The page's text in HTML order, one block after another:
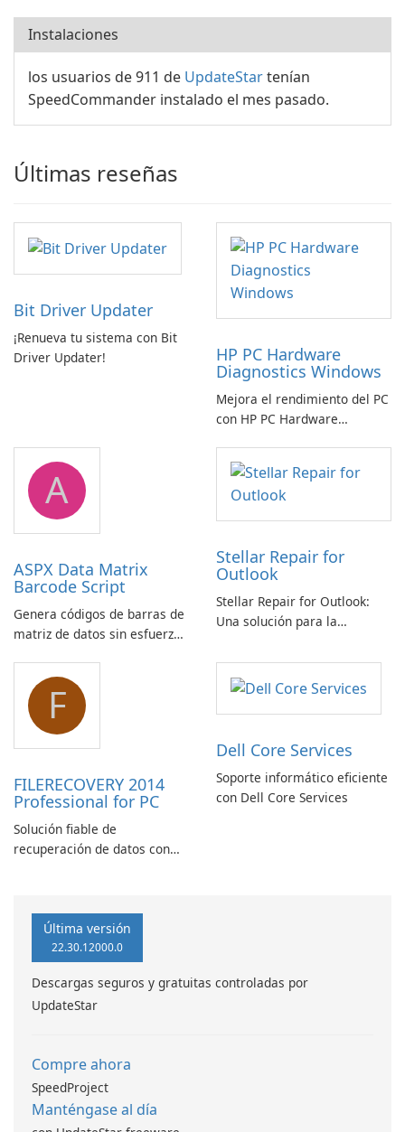
Instalaciones
los usuarios de 911 de UpdateStartenían
SpeedCommander instalado el mes pasado.
Últimas reseñas
Bit Driver Updater
¡Renueva tu sistema con Bit
Driver Updater!
HP PC Hardware
Diagnostics Windows
Mejora el rendimiento del PC
con HP PC Hardware
A
ASPX Data Matrix
Barcode Script
Genera códigos de barras de
matriz de datos sin esfuerzo
barras de matriz de datos
ASPX
Stellar Repair for
Outlook
Stellar Repair for Outlook:
Una solución para la
electrónico
F
FILERECOVERY 2014
Professional for PC
Solución fiable de
recuperación de datos con
Dell Core Services
Soporte informático eficiente
con Dell Core Services
Última versión
22.30.12000.0
Descargas seguros y gratuitas controladas por
UpdateStar
Compre ahora
SpeedProject
Manténgase al día